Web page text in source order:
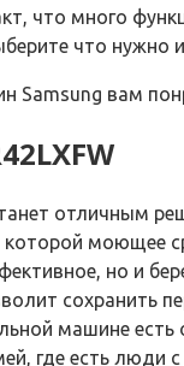
что много
что нужно
Samsung вам
отличным
которой моющее
но и
сохранить
машине
где есть люди